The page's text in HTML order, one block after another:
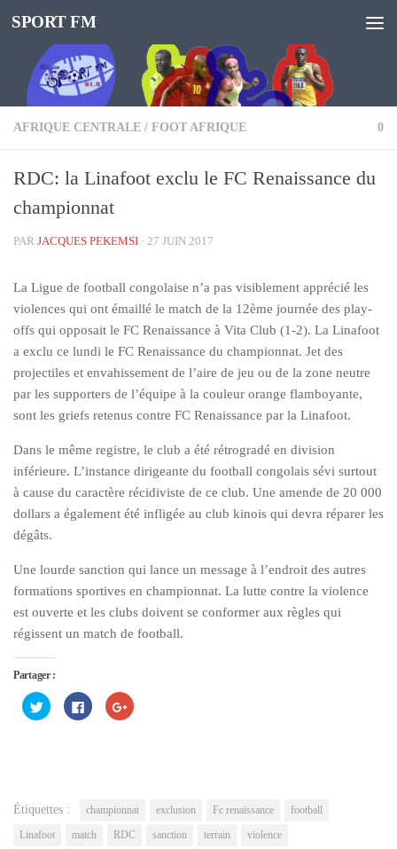
SPORT FM
AFRIQUE CENTRALE / FOOT AFRIQUE 0
RDC: la Linafoot exclu le FC Renaissance du
championnat
PAR JACQUES PEKEMSI · 27 JUIN 2017
La Ligue de football congolaise n’a pas visiblement apprécié les
violences qui ont émaillé le match de la 12ème journée des play-
offs qui opposait le FC Renaissance à Vita Club (1-2). La Linafoot
a exclu ce lundi le FC Renaissance du championnat. Jet des
projectiles et envahissement de l’aire de jeu ou de la zone neutre
par les supporters de l’équipe à la couleur orange flamboyante,
sont les griefs retenus contre FC Renaissance par la Linafoot.
Dans le même registre, le club a été rétrogradé en division
inférieure. L’instance dirigeante du football congolais sévi surtout
à cause du caractère récidiviste de ce club. Une amende de 20 000
dollars a également été infligée au club kinois qui devra réparer les
dégâts.
Une lourde sanction qui lance un message à l’endroit des autres
formations sportives en championnat. La lutte contre la violence
est ouverte et les clubs doivent se conformer aux règles qui
régissent un match de football.
Partager :
Cliquez
pour
partager
Cliquez
pour
partager
Cliquez
pour
Étiquettes : championnat exclusion Fc renaissance
football
Linafoot
match RDC sanction terrain violence